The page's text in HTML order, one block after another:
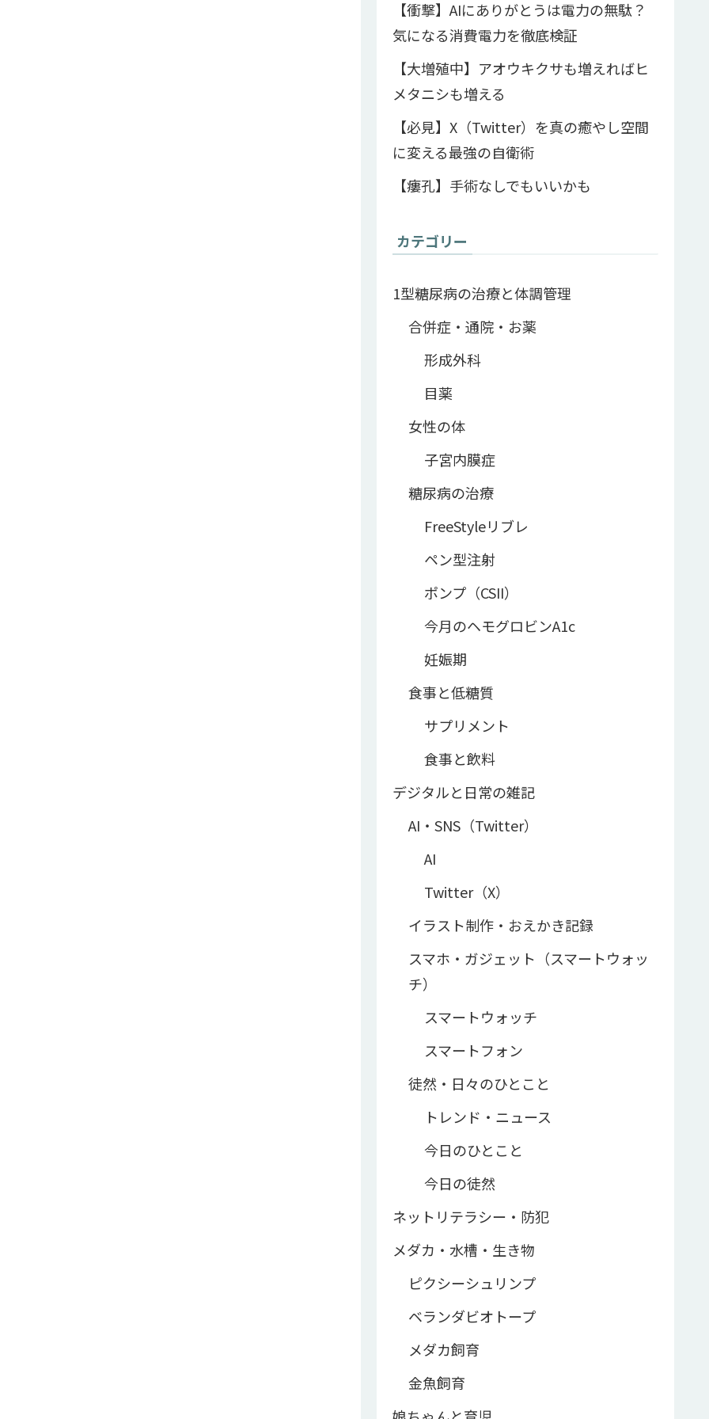
【衝撃】AIにありがとうは電力の無駄？
気になる消費電力を徹底検証
【大増殖中】アオウキクサも増えればヒ
メタニシも増える
【必見】X（Twitter）を真の癒やし空間
に変える最強の自衛術
【瘻孔】手術なしでもいいかも
カテゴリー
1型糖尿病の治療と体調管理
合併症・通院・お薬
形成外科
目薬
女性の体
子宮内膜症
糖尿病の治療
FreeStyleリブレ
ペン型注射
ポンプ（CSII）
今月のヘモグロビンA1c
妊娠期
食事と低糖質
サプリメント
食事と飲料
デジタルと日常の雑記
AI・SNS（Twitter）
AI
Twitter（X）
イラスト制作・おえかき記録
スマホ・ガジェット（スマートウォッ
チ）
スマートウォッチ
スマートフォン
徒然・日々のひとこと
トレンド・ニュース
今日のひとこと
今日の徒然
ネットリテラシー・防犯
メダカ・水槽・生き物
ピクシーシュリンプ
ベランダビオトープ
メダカ飼育
金魚飼育